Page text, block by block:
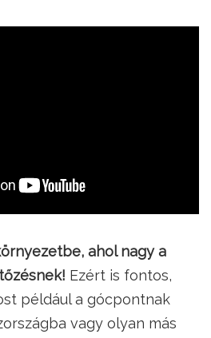
ahol nagy a
Ezért is fontos,
például a gócpontnak
vagy olyan más